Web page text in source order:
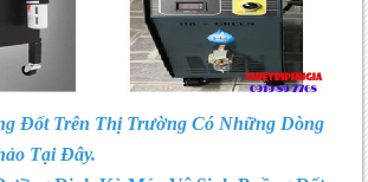
Đốt Trên Thị Trường Có Những Dòng
Tại Đây.